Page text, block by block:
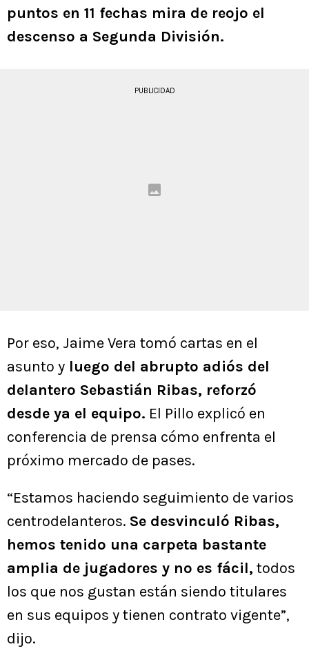
puntos en 11 fechas mira de reojo el
descenso a Segunda División.
PUBLICIDAD
Por eso, Jaime Vera tomó cartas en el
asunto y luego del abrupto adiós del
delantero Sebastián Ribas, reforzó
desde ya el equipo. El Pillo explicó en
conferencia de prensa cómo enfrenta el
próximo mercado de pases.
“Estamos haciendo seguimiento de varios
centrodelanteros. Se desvinculó Ribas,
hemos tenido una carpeta bastante
amplia de jugadores y no es fácil, todos
los que nos gustan están siendo titulares
en sus equipos y tienen contrato vigente”,
dijo.